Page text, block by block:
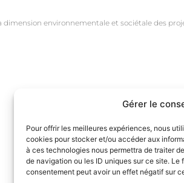
Gérer le
Pour offrir les meilleures expériences, nous
cookies pour stocker et/ou accéder aux
à ces technologies nous permettra de traiter
de navigation ou les ID uniques sur ce site.
consentement peut avoir un effet négatif sur
environnementale et sociétale des